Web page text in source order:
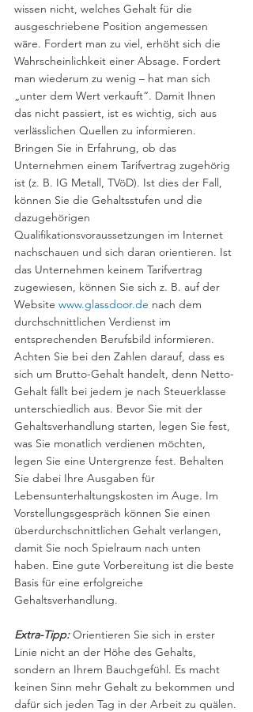
wissen nicht, welches Gehalt für die
ausgeschriebene Position angemessen
wäre. Fordert man zu viel, erhöht sich die
Wahrscheinlichkeit einer Absage. Fordert
man wiederum zu wenig – hat man sich
„unter dem Wert verkauft“. Damit Ihnen
das nicht passiert, ist es wichtig, sich aus
verlässlichen Quellen zu informieren.
Bringen Sie in Erfahrung, ob das
Unternehmen einem Tarifvertrag zugehörig
ist (z. B. IG Metall, TVöD). Ist dies der Fall,
können Sie die Gehaltsstufen und die
dazugehörigen
Qualifikationsvoraussetzungen im Internet
nachschauen und sich daran orientieren. Ist
das Unternehmen keinem Tarifvertrag
zugewiesen, können Sie sich z. B. auf der
Website www.glassdoor.de nach dem
durchschnittlichen Verdienst im
entsprechenden Berufsbild informieren.
Achten Sie bei den Zahlen darauf, dass es
sich um Brutto-Gehalt handelt, denn Netto-
Gehalt fällt bei jedem je nach Steuerklasse
unterschiedlich aus. Bevor Sie mit der
Gehaltsverhandlung starten, legen Sie fest,
was Sie monatlich verdienen möchten,
legen Sie eine Untergrenze fest. Behalten
Sie dabei Ihre Ausgaben für
Lebensunterhaltungskosten im Auge. Im
Vorstellungsgespräch können Sie einen
überdurchschnittlichen Gehalt verlangen,
damit Sie noch Spielraum nach unten
haben. Eine gute Vorbereitung ist die beste
Basis für eine erfolgreiche
Gehaltsverhandlung.
Extra-Tipp: Orientieren Sie sich in erster
Linie nicht an der Höhe des Gehalts,
sondern an Ihrem Bauchgefühl. Es macht
keinen Sinn mehr Gehalt zu bekommen und
dafür sich jeden Tag in der Arbeit zu quälen.